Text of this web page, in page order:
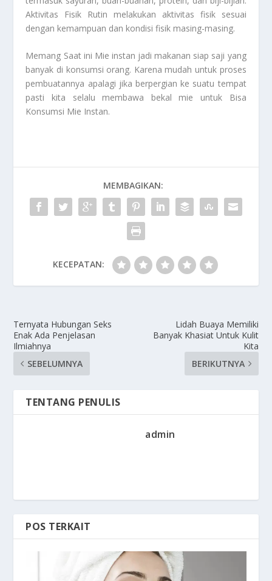
Aktivitas Fisik Rutin melakukan aktivitas fisik sesuai
dengan kemampuan dan kondisi fisik masing-masing.
Memang Saat ini Mie instan jadi makanan siap saji yang
banyak di konsumsi orang. Karena mudah untuk proses
pembuatannya apalagi jika berpergian ke suatu tempat
pasti kita selalu membawa bekal mie untuk Bisa
Konsumsi Mie Instan.
MEMBAGIKAN:
KECEPATAN:
Ternyata Hubungan Seks
Enak Ada Penjelasan
Ilmiahnya
SEBELUMNYA
Lidah Buaya Memiliki
Banyak Khasiat Untuk Kulit
Kita
BERIKUTNYA
TENTANG PENULIS
admin
POS TERKAIT